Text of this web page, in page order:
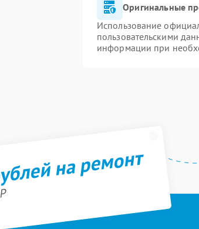
Оригинальные
Использование
пользовательскими
информации при
на ремонт